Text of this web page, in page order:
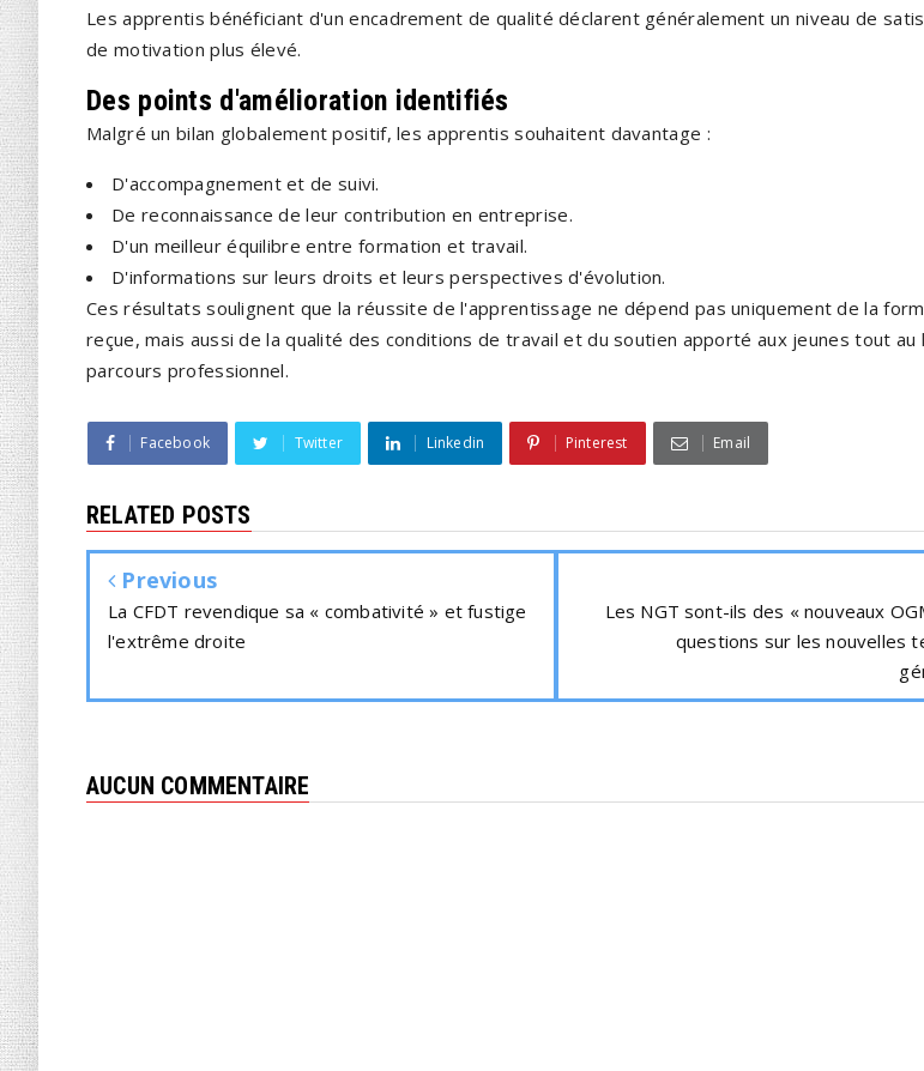
Les apprentis bénéficiant d'un encadrement de qualité déclarent généralement un niveau de
de motivation plus élevé.
Des points d'amélioration identifiés
Malgré un bilan globalement positif, les apprentis souhaitent davantage :
D'accompagnement et de suivi.
De reconnaissance de leur contribution en entreprise.
D'un meilleur équilibre entre formation et travail.
D'informations sur leurs droits et leurs perspectives d'évolution.
Ces résultats soulignent que la réussite de l'apprentissage ne dépend pas uniquement de la
reçue, mais aussi de la qualité des conditions de travail et du soutien apporté aux jeunes tout au
parcours professionnel.
Facebook Twitter Linkedin Pinterest Email
RELATED POSTS
Previous
La CFDT revendique sa « combativité » et fustige
l'extrême droite
Les NGT sont-ils des « nouveaux
questions sur les nouvelles
AUCUN COMMENTAIRE